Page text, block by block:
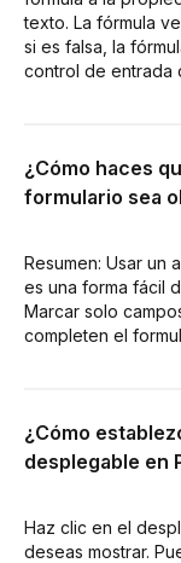
texto. La fórmula
si es falsa, la
control de entrada
¿Cómo haces
formulario sea
Resumen: Usar un
es una forma fácil
Marcar solo
completen el
¿Cómo
desplegable en
Haz clic en el
deseas mostrar.